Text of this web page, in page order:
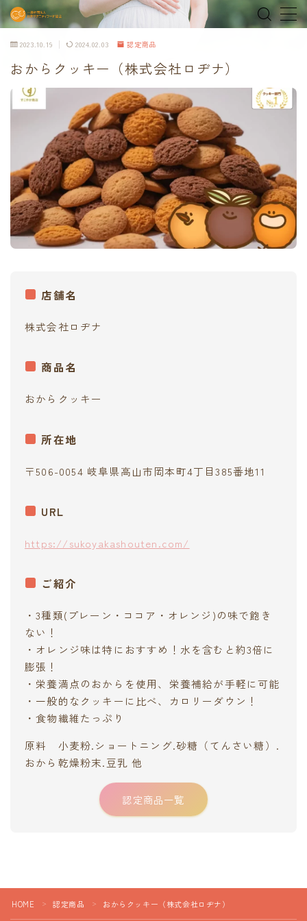
MENU
home
MEDIA & NEWS
shop
オンラインショップ
contact
2023.10.19 2024.02.03 認定商品
おからクッキー（株式会社ロヂナ）
店舗名
株式会社ロヂナ
商品名
おからクッキー
所在地
〒506-0054 岐阜県高山市岡本町4丁目385番地11
URL
https://sukoyakashouten.com/
ご紹介
・3種類(プレーン・ココア・オレンジ)の味で飽き
ない！
・オレンジ味は特におすすめ！水を含むと約3倍に
膨張！
・栄養満点のおからを使用、栄養補給が手軽に可能
・一般的なクッキーに比べ、カロリーダウン！
・食物繊維たっぷり
原料 小麦粉.ショートニング.砂糖（てんさい糖）.
おから乾燥粉末.豆乳 他
認定商品一覧
HOME ＞ 認定商品 ＞ おからクッキー（株式会社ロヂナ）